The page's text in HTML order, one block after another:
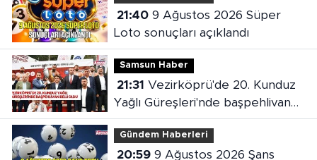
21:409 Ağustos 2026 Süper
Loto sonuçları açıklandı
Samsun Haber
21:31
Yağlı Güreşleri'nde başpehlivan
belli oldu
Gündem Haberleri
20:599 Ağustos 2026 Şans